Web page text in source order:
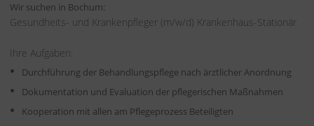
Wir suchen in Bochum:
Gesundheits- und Krankenpfleger (m/w/d) Krankenhaus-Stationär
Ihre Aufgaben:
Durchführung der Behandlungspflege nach ärztlicher Anordnung
Dokumentation und Evaluation der pflegerischen Maßnahmen
Kooperation mit allen am Pflegeprozess Beteiligten